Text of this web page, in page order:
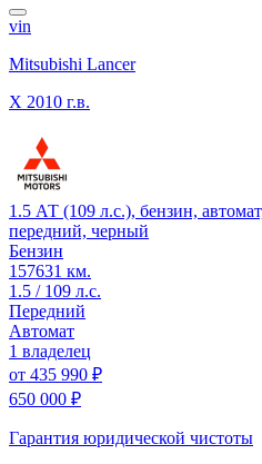
vin
Mitsubishi Lancer
X 2010 г.в.
1.5 АТ (109 л.с.), бензин,
передний, черный
Бензин
157631 км.
1.5 / 109 л.с.
Передний
Автомат
1 владелец
от 435 990 ₽
650 000 ₽
Гарантия юридической чистоты